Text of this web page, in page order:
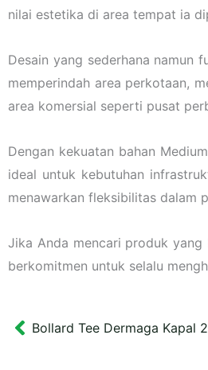
nilai estetika di area tempat ia
Desain yang sederhana namun
memperindah area perkotaan,
area komersial seperti pusat
Dengan kekuatan bahan
ideal untuk kebutuhan
menawarkan fleksibilitas dalam
Jika Anda mencari produk
berkomitmen untuk selalu
Prev
Bollard Tee Dermaga Kapal